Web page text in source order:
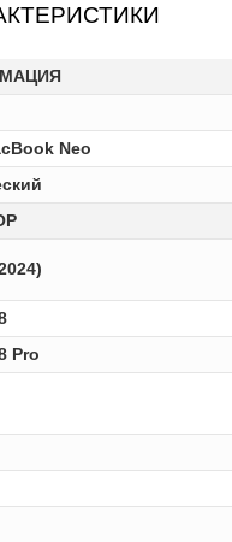
Neo
Pro